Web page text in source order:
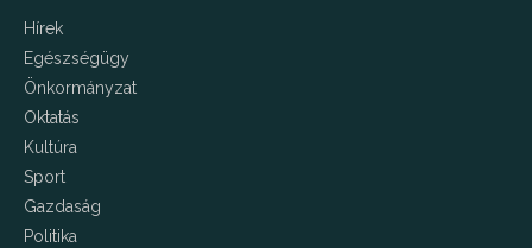
Hírek
Egészségügy
Önkormányzat
Oktatás
Kultúra
Sport
Gazdaság
Politika